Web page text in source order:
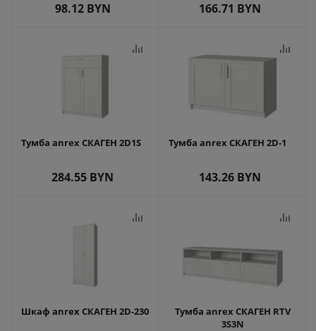
98.12BYN 166.71 BYN
Тумба anrex СКАГЕН 2D1S
284.55 BYN
Тумба anrex СКАГЕН 2D-1
143.26 BYN
Шкаф anrex СКАГЕН 2D-230
Тумба anrex СКАГЕН RTV
3S3N